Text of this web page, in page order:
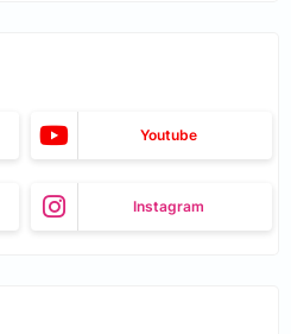
Youtube
Instagram